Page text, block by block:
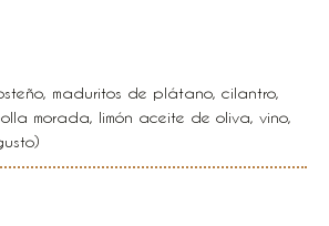
maduritos de plátano, cilantro,
morada, limón aceite de oliva, vino,